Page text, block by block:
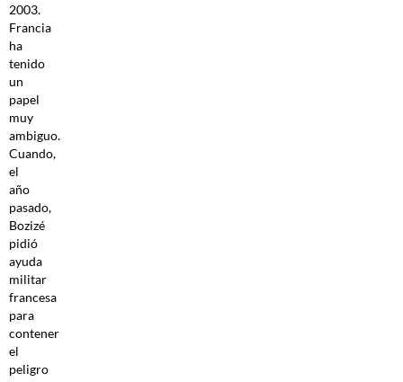
2003.
Francia
ha
tenido
un
papel
muy
ambiguo.
Cuando,
el
año
pasado,
Bozizé
pidió
ayuda
militar
francesa
para
contener
el
peligro